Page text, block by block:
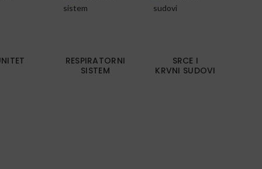
RESPIRATORNI
SISTEM
SRCE I
KRVNI SUDOVI